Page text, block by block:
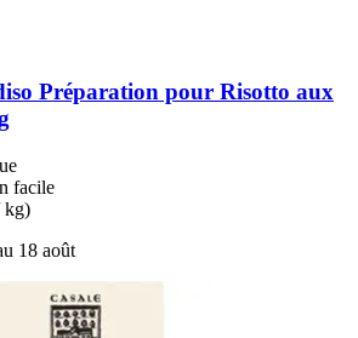
Préparation pour Risotto aux
facile
kg)
18 août